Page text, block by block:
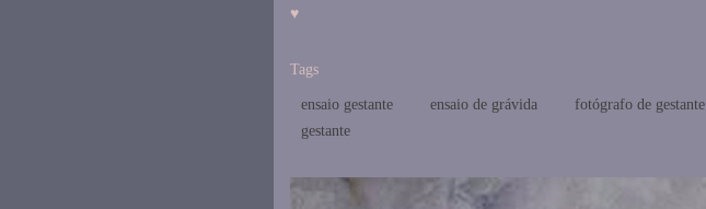
♥
Tags
ensaio gestante ensaio de grávida fotógrafo de gestante
gestante